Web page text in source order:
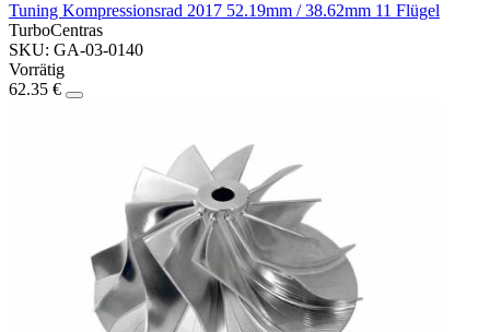
Tuning Kompressionsrad 2017 52.19mm / 38.62mm 11 Flügel
TurboCentras
SKU: GA-03-0140
Vorrätig
62.35 €